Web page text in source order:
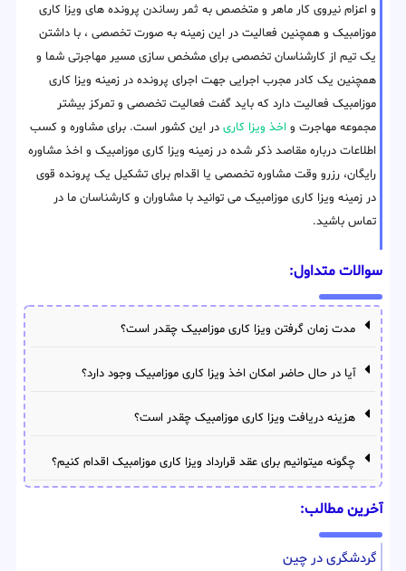
و اعزام نیروی کار ماهر و متخصص به ثمر رساندن پرونده های ویزا کاری
موزامبیک و همچنین فعالیت در این زمینه به صورت تخصصی ، با داشتن
یک تیم از کارشناسان تخصصی برای مشخص سازی مسیر مهاجرتی شما و
همچنین یک کادر مجرب اجرایی جهت اجرای پرونده در زمینه ویزا کاری
موزامبیک فعالیت دارد که باید گفت فعالیت تخصصی و تمرکز بیشتر
مجموعه مهاجرت و اخذ ویزا کاری در این کشور است. برای مشاوره و کسب
اطلاعات درباره مقاصد ذکر شده در زمینه ویزا کاری موزامبیک و اخذ مشاوره
رایگان، رزرو وقت مشاوره تخصصی یا اقدام برای تشکیل یک پرونده قوی
در زمینه ویزا کاری موزامبیک می توانید با مشاوران و کارشناسان ما در
تماس باشید.
سوالات متداول:
مدت زمان گرفتن ویزا کاری موزامبیک چقدر است؟
آیا در حال حاضر امکان اخذ ویزا کاری موزامبیک وجود دارد؟
هزینه دریافت ویزا کاری موزامبیک چقدر است؟
چگونه میتوانیم برای عقد قرارداد ویزا کاری موزامبیک اقدام کنیم؟
آخرین مطالب:
گردشگری در چین